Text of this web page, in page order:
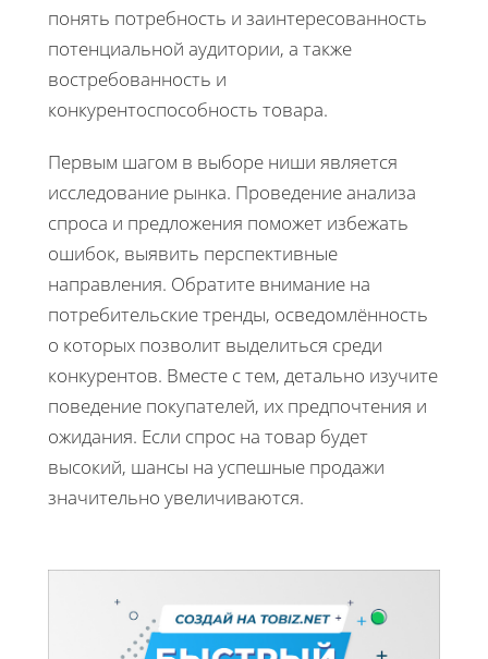
понять потребность и заинтересованность
потенциальной аудитории, а также
востребованность и
конкурентоспособность товара.
Первым шагом в выборе ниши является
исследование рынка. Проведение анализа
спроса и предложения поможет избежать
ошибок, выявить перспективные
направления. Обратите внимание на
потребительские тренды, осведомлённость
о которых позволит выделиться среди
конкурентов. Вместе с тем, детально изучите
поведение покупателей, их предпочтения и
ожидания. Если спрос на товар будет
высокий, шансы на успешные продажи
значительно увеличиваются.